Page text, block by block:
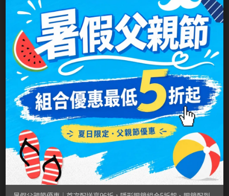
► 分類快捷區
IV.KK 品牌框眼鏡 /
KANGOL 品牌眼鏡 /英倫袋鼠專區